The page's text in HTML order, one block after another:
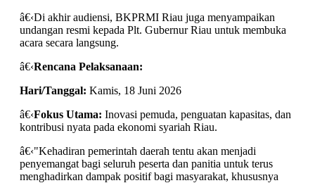
â€‹Di akhir audiensi, BKPRMI Riau juga menyampaikan
undangan resmi kepada Plt. Gubernur Riau untuk membuka
acara secara langsung.
â€‹Rencana Pelaksanaan:
Hari/Tanggal: Kamis, 18 Juni 2026
â€‹Fokus Utama: Inovasi pemuda, penguatan kapasitas, dan
kontribusi nyata pada ekonomi syariah Riau.
â€‹"Kehadiran pemerintah daerah tentu akan menjadi
penyemangat bagi seluruh peserta dan panitia untuk terus
menghadirkan dampak positif bagi masyarakat, khususnya